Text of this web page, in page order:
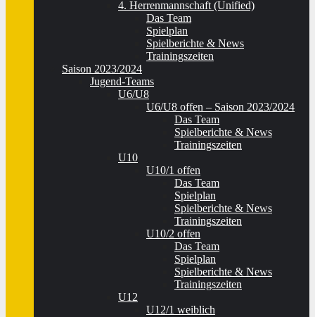
4. Herrenmannschaft (Unified)
Das Team
Spielplan
Spielberichte & News
Trainingszeiten
Saison 2023/2024
Jugend-Teams
U6/U8
U6/U8 offen – Saison 2023/2024
Das Team
Spielberichte & News
Trainingszeiten
U10
U10/1 offen
Das Team
Spielplan
Spielberichte & News
Trainingszeiten
U10/2 offen
Das Team
Spielplan
Spielberichte & News
Trainingszeiten
U12
U12/1 weiblich